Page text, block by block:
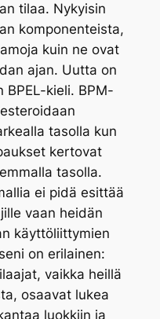
tilaa. Nykyisin
komponenteista,
kuin ne ovat
ajan. Uutta on
BPEL-kieli. BPM-
tasolla kun
kertovat
tasolla.
ei pidä esittää
vaan heidän
käyttöliittymien
on erilainen:
vaikka heillä
osaavat lukea
luokkiin ja